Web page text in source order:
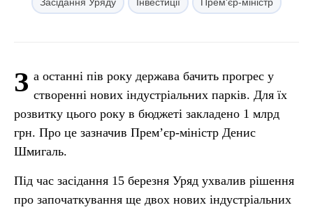
З а останні пів року держава бачить прогрес у
створенні нових індустріальних парків. Для їх
розвитку цього року в бюджеті закладено 1 млрд
грн. Про це зазначив Прем’єр-міністр Денис
Шмигаль.
Під час засідання 15 березня Уряд ухвалив рішення
про започаткування ще двох нових індустріальних